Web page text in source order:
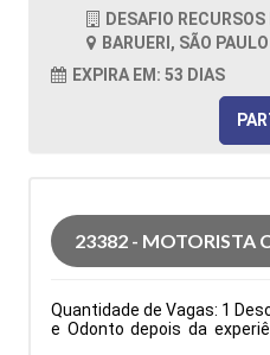
áreas produtivas e de
requisições de
negociação de preços,
além da prospecção,
de fornecedores, visando
redução de custos.
compra, monitora
divergências
para apoiar a gestão na
contratação: CLT Cidade:
Atuação: Compras
DESAFIO
BARUERI, SÃO PAULO
EXPIRA EM: 53 DIAS
23382 - MOTORISTA
Quantidade de Vagas: 1
e Odonto depois da